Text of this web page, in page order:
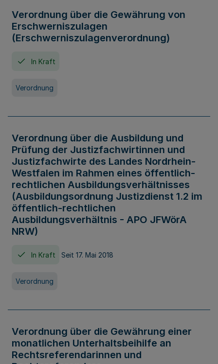
Verordnung über die Gewährung von
Erschwerniszulagen
(Erschwerniszulagenverordnung)
In Kraft
Verordnung
Verordnung über die Ausbildung und
Prüfung der Justizfachwirtinnen und
Justizfachwirte des Landes Nordrhein-
Westfalen im Rahmen eines öffentlich-
rechtlichen Ausbildungsverhältnisses
(Ausbildungsordnung Justizdienst 1.2 im
öffentlich-rechtlichen
Ausbildungsverhältnis - APO JFWörA
NRW)
In Kraft Seit 17. Mai 2018
Verordnung
Verordnung über die Gewährung einer
monatlichen Unterhaltsbeihilfe an
Rechtsreferendarinnen und